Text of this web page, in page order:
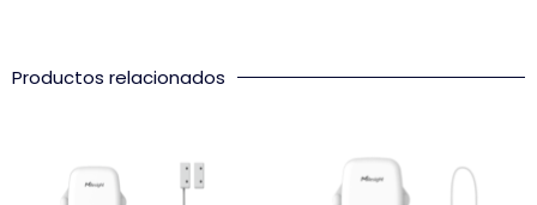
Productos relacionados